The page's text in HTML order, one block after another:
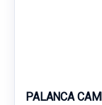
PALANCA